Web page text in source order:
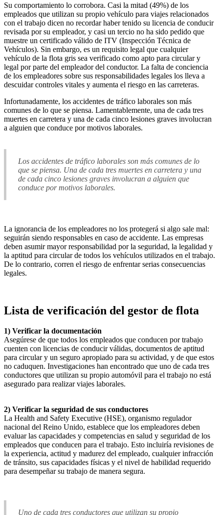
Su comportamiento lo corrobora. Casi la mitad (49%) de los
empleados que utilizan su propio vehículo para viajes relacionados
con el trabajo dicen no recordar haber tenido su licencia de conducir
revisada por su empleador, y casi un tercio no ha sido pedido que
muestre un certificado válido de ITV (Inspección Técnica de
Vehículos). Sin embargo, es un requisito legal que cualquier
vehículo de la flota gris sea verificado como apto para circular y
legal por parte del empleador del conductor. La falta de conciencia
de los empleadores sobre sus responsabilidades legales los lleva a
descuidar controles vitales y aumenta el riesgo en las carreteras.
Infortunadamente, los accidentes de tráfico laborales son más
comunes de lo que se piensa. Lamentablemente, una de cada tres
muertes en carretera y una de cada cinco lesiones graves involucran
a alguien que conduce por motivos laborales.
Los accidentes de tráfico laborales son más comunes de lo
que se piensa. Una de cada tres muertes en carretera y una
de cada cinco lesiones graves involucran a alguien que
conduce por motivos laborales.
La ignorancia de los empleadores no los protegerá si algo sale mal:
seguirán siendo responsables en caso de accidente. Las empresas
deben asumir mayor responsabilidad por la seguridad, la legalidad y
la aptitud para circular de todos los vehículos utilizados en el trabajo.
De lo contrario, corren el riesgo de enfrentar serias consecuencias
legales.
Lista de verificación del gestor de flota
1) Verificar la documentación
Asegúrese de que todos los empleados que conducen por trabajo
cuenten con licencias de conducir válidas, documentos de aptitud
para circular y un seguro apropiado para su actividad, y de que estos
no caduquen. Investigaciones han encontrado que uno de cada tres
conductores que utilizan su propio automóvil para el trabajo no está
asegurado para realizar viajes laborales.
2) Verificar la seguridad de sus conductores
La Health and Safety Executive (HSE), organismo regulador
nacional del Reino Unido, establece que los empleadores deben
evaluar las capacidades y competencias en salud y seguridad de los
empleados que conducen para el trabajo. Esto incluiría revisiones de
la experiencia, actitud y madurez del empleado, cualquier infracción
de tránsito, sus capacidades físicas y el nivel de habilidad requerido
para desempeñar su trabajo de manera segura.
Uno de cada tres conductores que utilizan su propio